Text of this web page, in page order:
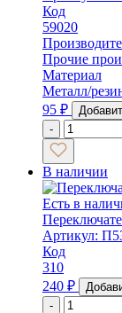
Код
59020
Прочие
Материал
Металл/
95 ₽
-
В наличии
Есть в
Артикул:
Код
310
240 ₽
-